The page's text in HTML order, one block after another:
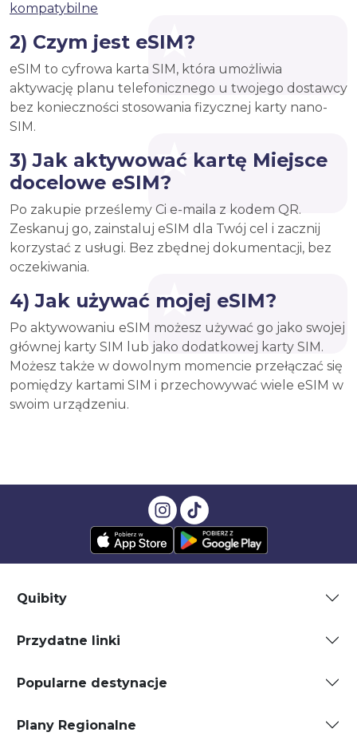
kompatybilne
2) Czym jest eSIM?
eSIM to cyfrowa karta SIM, która umożliwia
aktywację planu telefonicznego u twojego dostawcy
bez konieczności stosowania fizycznej karty nano-
SIM.
3) Jak aktywować kartę Miejsce
docelowe eSIM?
Po zakupie prześlemy Ci e-maila z kodem QR.
Zeskanuj go, zainstaluj eSIM dla Twój cel i zacznij
korzystać z usługi. Bez zbędnej dokumentacji, bez
oczekiwania.
4) Jak używać mojej eSIM?
Po aktywowaniu eSIM możesz używać go jako swojej
głównej karty SIM lub jako dodatkowej karty SIM.
Możesz także w dowolnym momencie przełączać się
pomiędzy kartami SIM i przechowywać wiele eSIM w
swoim urządzeniu.
Quibity
Przydatne linki
Popularne destynacje
Plany Regionalne